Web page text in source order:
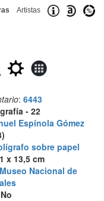
Artistas
: 6443
- 22
Espínola Gómez
sobre papel
x 13,5 cm
Museo Nacional de
No